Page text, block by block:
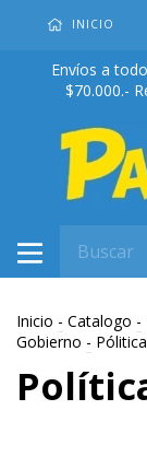
INICIO
Envíos a
$70.000.-
Inicio - Catalogo -
Gobierno -